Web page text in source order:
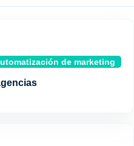
de marketing